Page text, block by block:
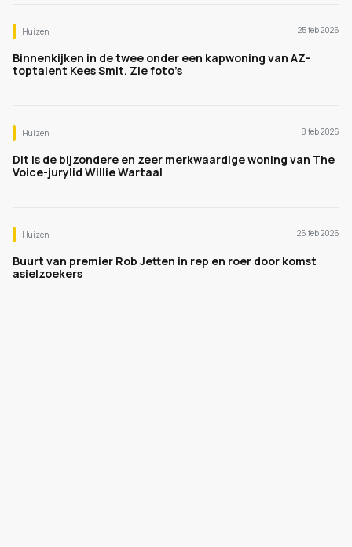
Huizen 25 feb 2026
Binnenkijken in de twee onder een kapwoning van AZ-
toptalent Kees Smit. Zie foto’s
Huizen 8 feb 2026
Dit is de bijzondere en zeer merkwaardige woning van The
Voice-jurylid Willie Wartaal
Huizen 26 feb 2026
Buurt van premier Rob Jetten in rep en roer door komst
asielzoekers